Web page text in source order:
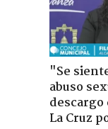
"Se
abuso
descargo
La Cruz